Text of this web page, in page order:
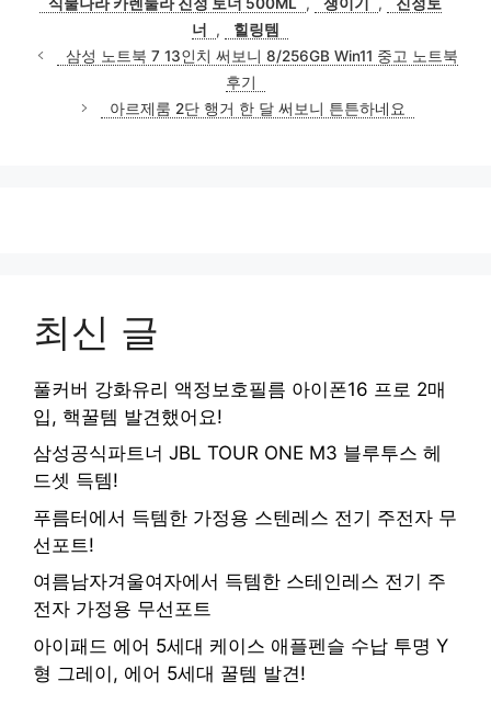
리
너
,
힐링템
삼성 노트북 7 13인치 써보니 8/256GB Win11 중고 노트북
후기
아르제룸 2단 행거 한 달 써보니 튼튼하네요
최신 글
풀커버 강화유리 액정보호필름 아이폰16 프로 2매
입, 핵꿀템 발견했어요!
삼성공식파트너 JBL TOUR ONE M3 블루투스 헤
드셋 득템!
푸름터에서 득템한 가정용 스텐레스 전기 주전자 무
선포트!
여름남자겨울여자에서 득템한 스테인레스 전기 주
전자 가정용 무선포트
아이패드 에어 5세대 케이스 애플펜슬 수납 투명 Y
형 그레이, 에어 5세대 꿀템 발견!